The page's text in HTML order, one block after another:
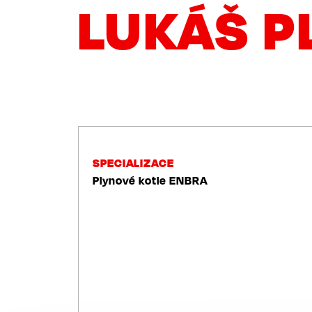
NAVIGACE
LUKÁŠ
SPECIALIZACE
Plynové kotle ENBRA